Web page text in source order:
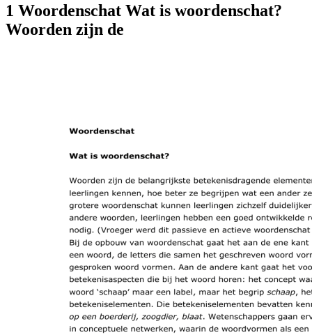
1 Woordenschat Wat is woordenschat?
Woorden zijn de